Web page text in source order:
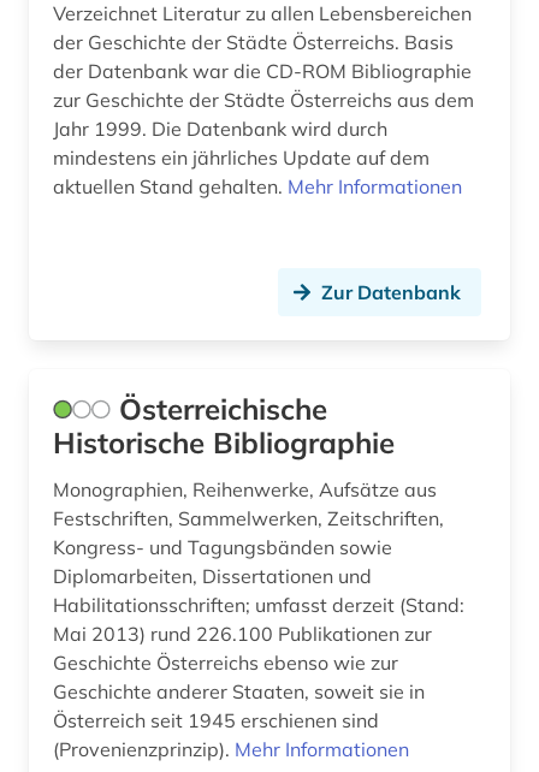
fossilien (1)
fotograf (1)
fotografie (4)
frankreich (5)
friedensforschung (1)
friesisch (1)
frühdrucke (1)
fundstätte (1)
galloromanistik (7)
geistesgeschichte <1500 - 1800> (1)
geisteswissenschaften (7)
Verzeichnet Literatur zu allen Lebensbereichen
der Geschichte der Städte Österreichs. Basis
der Datenbank war die CD-ROM Bibliographie
zur Geschichte der Städte Österreichs aus dem
Jahr 1999. Die Datenbank wird durch
mindestens ein jährliches Update auf dem
aktuellen Stand gehalten. Mehr Informationen
Zur Datenbank
Österreichische
Historische Bibliographie
Monographien, Reihenwerke, Aufsätze aus
Festschriften, Sammelwerken, Zeitschriften,
Kongress- und Tagungsbänden sowie
Diplomarbeiten, Dissertationen und
Habilitationsschriften; umfasst derzeit (Stand:
Mai 2013) rund 226.100 Publikationen zur
Geschichte Österreichs ebenso wie zur
Geschichte anderer Staaten, soweit sie in
Österreich seit 1945 erschienen sind
(Provenienzprinzip). Mehr Informationen